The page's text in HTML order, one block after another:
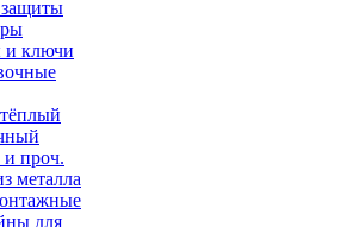
защиты
ключи
и проч.
металла
для